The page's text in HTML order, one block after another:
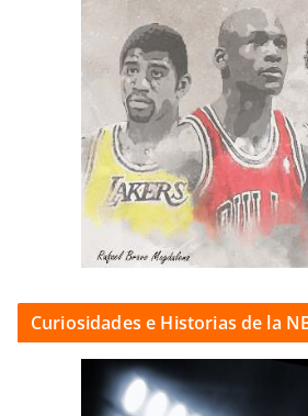
Curiosidades e Historias de la